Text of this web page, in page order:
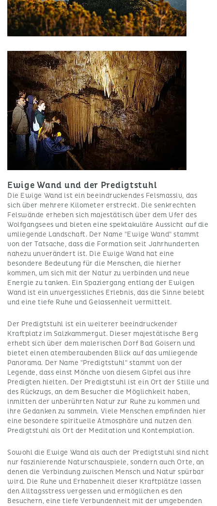
Ewige Wand und der Predigtstuhl
Die Ewige Wand ist ein beeindruckendes Felsmassiv, das
sich über mehrere Kilometer erstreckt. Die senkrechten
Felswände erheben sich majestätisch über dem Ufer des
Wolfgangsees und bieten eine spektakuläre Aussicht auf die
umliegende Landschaft. Der Name "Ewige Wand" stammt
von der Tatsache, dass die Formation seit Jahrhunderten
nahezu unverändert ist. Die Ewige Wand hat eine
besondere Bedeutung für die Menschen, die hierher
kommen, um sich mit der Natur zu verbinden und neue
Energie zu tanken. Ein Spaziergang entlang der Ewigen
Wand ist ein unvergessliches Erlebnis, das die Sinne belebt
und eine tiefe Ruhe und Gelassenheit vermittelt.
Der Predigtstuhl ist ein weiterer beeindruckender
Kraftplatz im Salzkammergut. Dieser majestätische Berg
erhebt sich über dem malerischen Dorf Bad Goisern und
bietet einen atemberaubenden Blick auf das umliegende
Panorama. Der Name "Predigtstuhl" stammt von der
Legende, dass einst Mönche von diesem Gipfel aus ihre
Predigten hielten. Der Predigtstuhl ist ein Ort der Stille und
des Rückzugs, an dem Besucher die Möglichkeit haben,
inmitten der unberührten Natur zur Ruhe zu kommen und
ihre Gedanken zu sammeln. Viele Menschen empfinden hier
eine besondere spirituelle Atmosphäre und nutzen den
Predigtstuhl als Ort der Meditation und Kontemplation.
Sowohl die Ewige Wand als auch der Predigtstuhl sind nicht
nur faszinierende Naturschauspiele, sondern auch Orte, an
denen die Verbindung zwischen Mensch und Natur spürbar
wird. Die Ruhe und Erhabenheit dieser Kraftplätze lassen
den Alltagsstress vergessen und ermöglichen es den
Besuchern, eine tiefe Verbundenheit mit der umgebenden